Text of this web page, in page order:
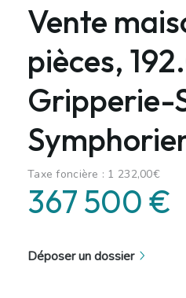
Vente
pièces,
Gripperie-
Taxe foncière : 1 232,00€
367 500 €
Déposer un dossier